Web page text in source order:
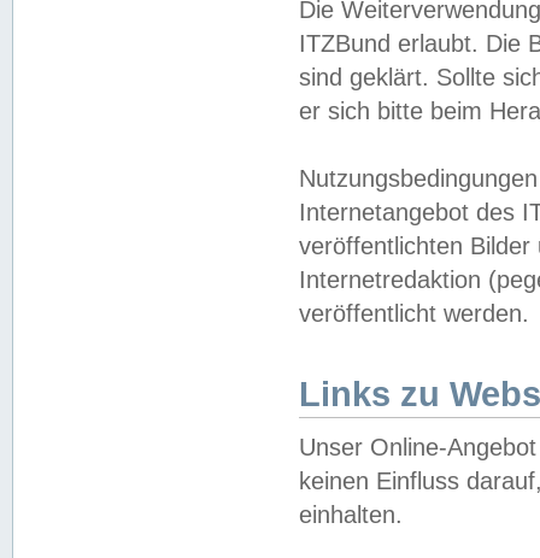
Die
ITZBund erlaubt. Die
sind geklärt. Sollte
er sich bitte beim
Internetangebot des
veröffentlichten
Internetredaktion
veröffentlicht werden.
Links zu
Unser Online-
keinen Einfluss
einhalten.